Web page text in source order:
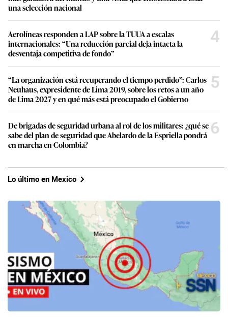
una selección nacional
Aerolíneas responden a LAP sobre la TUUA a escalas
internacionales: “Una reducción parcial deja intacta la
desventaja competitiva de fondo”
4
“La organización está recuperando el tiempo perdido”: Carlos
Neuhaus, expresidente de Lima 2019, sobre los retos a un año
de Lima 2027 y en qué más está preocupado el Gobierno
5
De brigadas de seguridad urbana al rol de los militares: ¿qué se
sabe del plan de seguridad que Abelardo de la Espriella pondrá
en marcha en Colombia?
6
Lo último en Mexico